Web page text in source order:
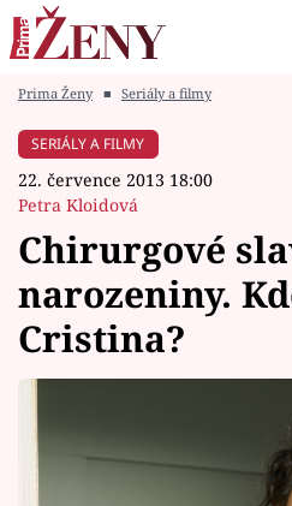
Módní alarm
Témata
Celebrity
Vztahy
Prima Ženy ■ Seriály a filmy
SERIÁLY A FILMY
22. července 2013 18:00
Petra Kloidová
Chirurgové
narozeniny.
Cristina?